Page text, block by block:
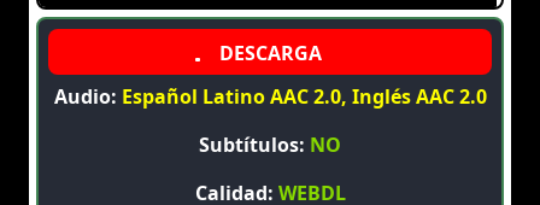
Audio: Español Latino AAC 2.0, Inglés AAC 2.0
Subtítulos: NO
Calidad: WEBDL